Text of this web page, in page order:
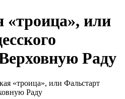
«троица», или
Раду
«троица», или Фальстарт
Раду